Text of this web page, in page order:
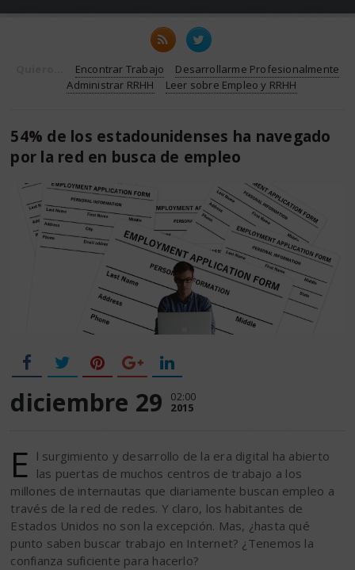
Encontrar Trabajo
Desarrollarme Profesionalmente
Administrar RRHH
Leer sobre Empleo y RRHH
54% de los estadounidenses ha navegado
por la red en busca de empleo
diciembre 29 02:00
2015
E l surgimiento y desarrollo de la era digital ha abierto
las puertas de muchos centros de trabajo a los
millones de internautas que diariamente buscan empleo a
través de la red de redes. Y claro, los habitantes de
Estados Unidos no son la excepción. Mas, ¿hasta qué
punto saben buscar trabajo en Internet? ¿Tenemos la
confianza suficiente para hacerlo?